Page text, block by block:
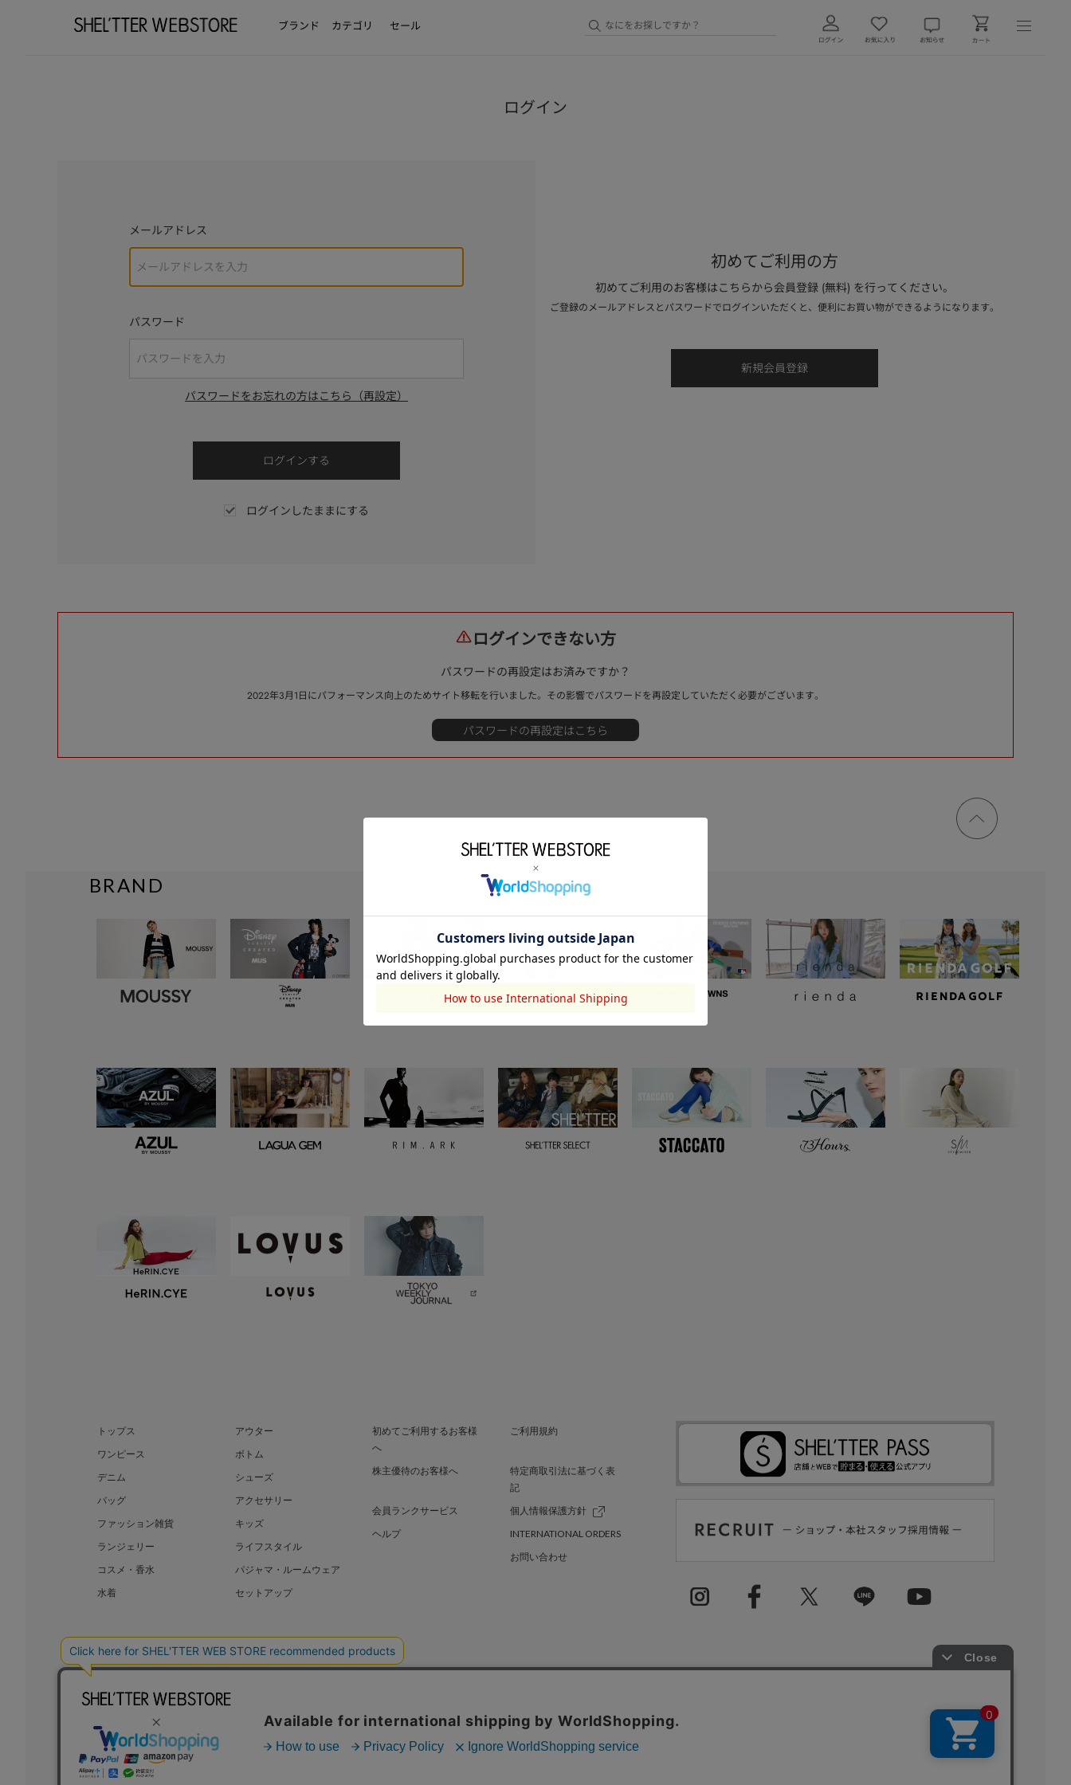
ブランド カテゴリ セール
ログイン
メールアドレス
パスワード
パスワードをお忘れの方はこちら（再設定）
ログインしたままにする
初めてご利用の方
初めてご利用のお客様はこちらから会員登録 (無料) を行ってください。
ご登録のメールアドレスとパスワードでログインいただくと、便利にお買い物ができるようになります。
ログインできない方
パスワードの再設定はお済みですか？
2022年3月1日にパフォーマンス向上のためサイト移転を行いました。その影響でパスワードを再設定していただく必要がございます。
ページ
トップ
BRAND
トップス
アウター
ワンピース
ボトム
デニム
シューズ
バッグ
アクセサリー
ファッション雑貨
キッズ
ランジェリー
ライフスタイル
コスメ・香水
パジャマ・ルームウェア
水着
セットアップ
初めてご利用するお客様
へ
ご利用規約
株主優待のお客様へ
特定商取引法に基づく表
記
会員ランクサービス
個人情報保護方針
ヘルプ
INTERNATIONAL ORDERS
お問い合わせ
BAROQUE JAPAN LIMITED SHEL’TTER GREEN 採用情報
COPYRIGHT © BAROQUE JAPAN LIMITED ALL RIGHTS RESERVED.